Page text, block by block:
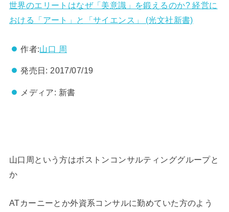
世界のエリートはなぜ「美意識」を鍛えるのか? 経営に
おける「アート」と「サイエンス」 (光文社新書)
作者:山口 周
発売日: 2017/07/19
メディア: 新書
山口周という方はボストンコンサルティンググループと
か
ATカーニーとか外資系コンサルに勤めていた方のよう